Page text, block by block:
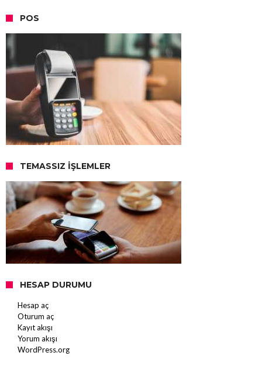
POS
TEMASSIZ İŞLEMLER
HESAP DURUMU
Hesap aç
Oturum aç
Kayıt akışı
Yorum akışı
WordPress.org